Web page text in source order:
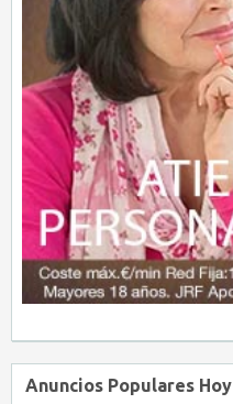
Anuncios Populares Hoy